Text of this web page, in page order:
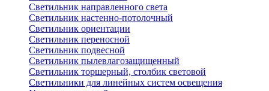
Светильник направленного света
Светильник настенно-потолочный
Светильник ориентации
Светильник переносной
Светильник подвесной
Светильник пылевлагозащищенный
Светильник торшерный, столбик световой
Светильники для линейных систем освещения